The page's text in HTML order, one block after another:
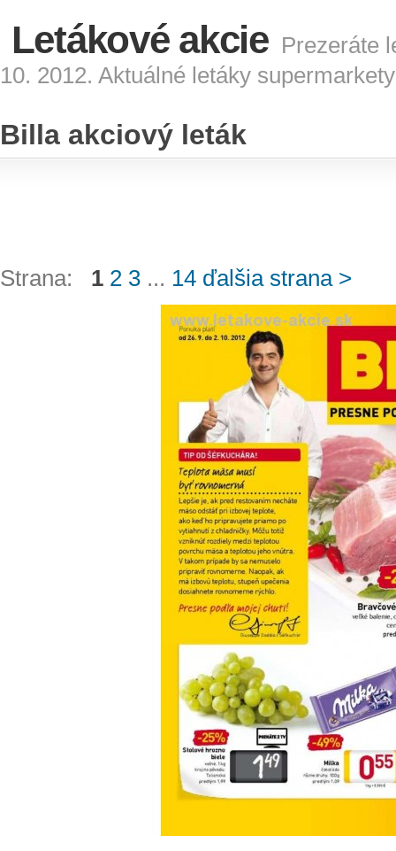
Letákové akcie Prezeráte
10. 2012. Aktuálné letáky
Billa akciový leták
Strana: 1 2 3 ... 14 ďalšia strana >